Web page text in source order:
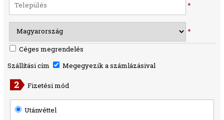
*
*
Céges megrendelés
Szállítási cím
Megegyezik a számlázásival
Fizetési mód
Utánvéttel